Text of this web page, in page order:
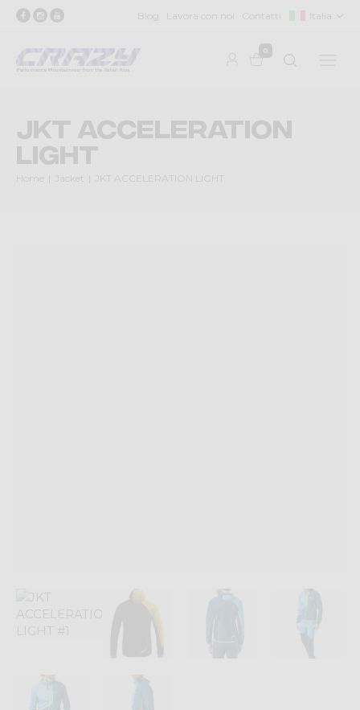
Blog Lavora con noi Contatti Italia
0
JKT ACCELERATION
LIGHT
Home Jacket JKT ACCELERATION LIGHT